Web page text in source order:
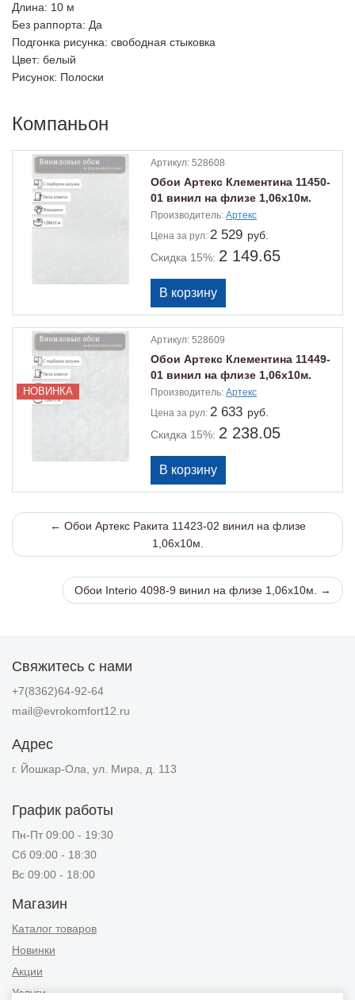
Длина: 10 м
Без раппорта: Да
Подгонка рисунка: свободная стыковка
Цвет: белый
Рисунок: Полоски
Компаньон
Артикул:528608
Обои Артекс Клементина 11450-
01 винил на флизе 1,06х10м.
Производитель:Артекс
Цена за рул:2 529 руб.
Скидка 15%: 2 149.65
НОВИНКА
Артикул:528609
Обои Артекс Клементина 11449-
01 винил на флизе 1,06х10м.
Производитель:Артекс
Цена за рул:2 633 руб.
Скидка 15%: 2 238.05
← Обои Артекс Ракита 11423-02 винил на флизе
1,06х10м.
Обои Interio 4098-9 винил на флизе 1,06х10м. →
Свяжитесь с нами
+7(8362)64-92-64
mail@evrokomfort12.ru
Адрес
г. Йошкар-Ола, ул. Мира, д. 113
График работы
Пн-Пт 09:00 - 19:30
Сб 09:00 - 18:30
Вс 09:00 - 18:00
Магазин
Каталог товаров
Новинки
Акции
Услуги